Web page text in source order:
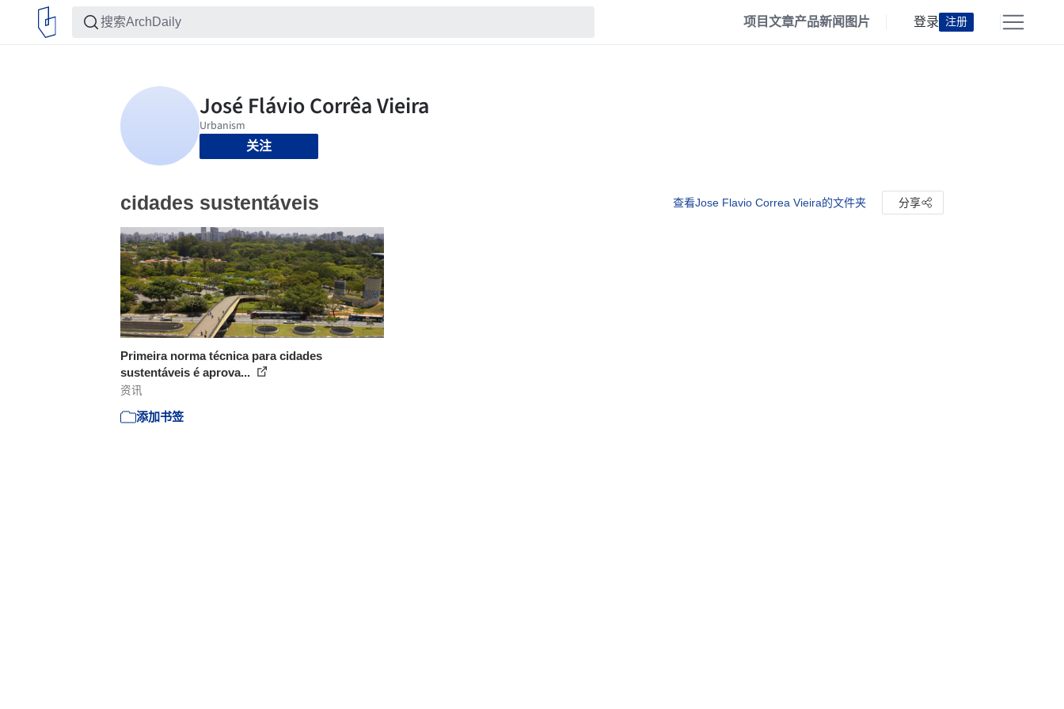
项目文章产品新闻 图片 登录 注册
关注
cidades sustentáveis 查看Jose Flavio Correa Vieira的文件夹 分享
Primeira norma técnica para cidades
sustentáveis é aprova...
资讯
添加书签